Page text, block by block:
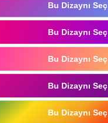
Bu Dizaynı Seç
Bu Dizaynı Seç
Bu Dizaynı Seç
Bu Dizaynı Seç
Bu Dizaynı Seç